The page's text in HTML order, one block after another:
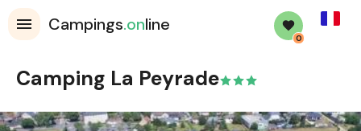
Campings.online
0
Camping La Peyrade